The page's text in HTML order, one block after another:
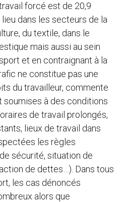
forcé est de 20,9
dans les secteurs de la
du textile, dans le
mais aussi au sein
et en contraignant à la
ne constitue pas une
du travailleur, commente
soumises à des conditions
de travail prolongés,
lieux de travail dans
les règles
sécurité, situation de
de dettes…). Dans tous
les cas dénoncés
alors que